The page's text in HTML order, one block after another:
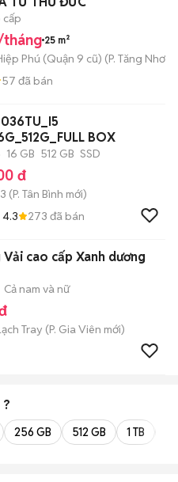
cấp
25 m²
Phú (Quận 9 cũ) (P. Tăng Nhơn
57 đã bán
BOX
16 GB 512 GB SSD
đ
(P. Tân Bình mới)
4.3 273 đã bán
cao cấp Xanh dương
Cả nam và nữ
Tray (P. Gia Viên mới)
256 GB 512 GB 1 TB